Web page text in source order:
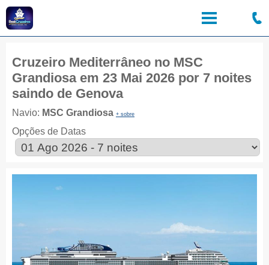
Cruzeiro Mediterrâneo no MSC
Grandiosa em 23 Mai 2026 por 7 noites
saindo de Genova
Navio: MSC Grandiosa + sobre
Opções de Datas